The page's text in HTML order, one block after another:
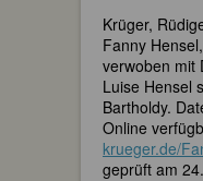
Krüger,
Fanny
verwoben mit
Luise Hensel
Bartholdy.
Online
krueger.de/
geprüft am